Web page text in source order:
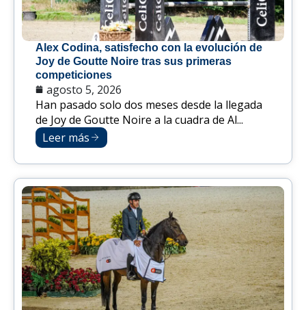
Alex Codina, satisfecho con la evolución de
Joy de Goutte Noire tras sus primeras
competiciones
agosto 5, 2026
Han pasado solo dos meses desde la llegada
de Joy de Goutte Noire a la cuadra de Al...
Leer más